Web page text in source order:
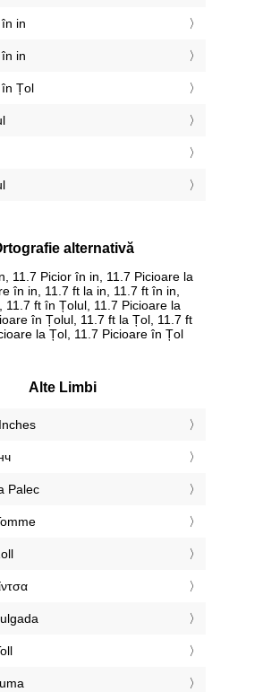
in
in
în Țol
alternativă
11.7 Picior în in, 11.7 Picioare la
în in, 11.7 ft la in, 11.7 ft în in,
11.7 ft în Țolul, 11.7 Picioare la
în Țolul, 11.7 ft la Țol, 11.7 ft
la Țol, 11.7 Picioare în Țol
Alte Limbi
Palec